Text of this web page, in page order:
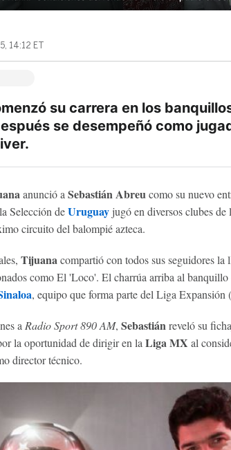
14:12 ET
su carrera en los
se desempeñó como
anunció a Sebastián Abreu como su nuevo
Selección deUruguayjugó en diversos clubes de
circuito del balompié azteca.
Tijuanacompartió con todos sus seguidores la
como El 'Loco'. El charrúa arriba al
, equipo que forma parte del Liga
a Radio Sport 890 AM, Sebastiánreveló su
la oportunidad de dirigir en la Liga MX al
director técnico.